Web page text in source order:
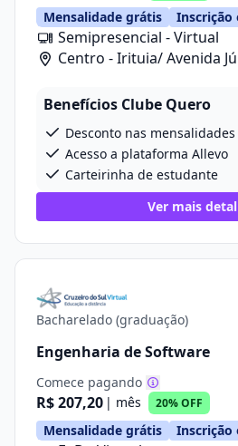
Mensalidade grátis Inscrição
Semipresencial - Virtual
Centro - Irituia/ Avenida
Benefícios Clube Quero
Desconto nas
Acesso a plataforma Allevo
Carteirinha de estudante
Ver mais
Bacharelado (graduação)
Engenharia de Software
Comece pagando
R$ 207,20 | mês 20% OFF
Mensalidade grátis Inscrição